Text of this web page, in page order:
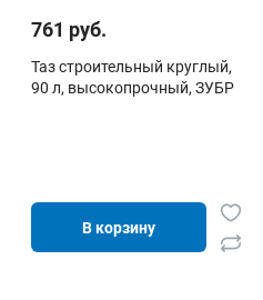
761 руб.
Таз строительный круглый,
90 л, высокопрочный, ЗУБР
В корзину